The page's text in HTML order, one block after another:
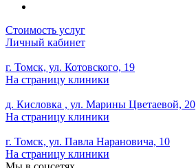
Стоимость услуг
Личный кабинет
г. Томск, ул. Котовского, 19
На страницу клиники
д. Кисловка , ул. Марины Цветаевой, 20
На страницу клиники
г. Томск, ул. Павла Нарановича, 10
На страницу клиники